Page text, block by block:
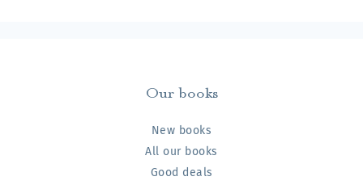
Our books
New books
All our books
Good deals